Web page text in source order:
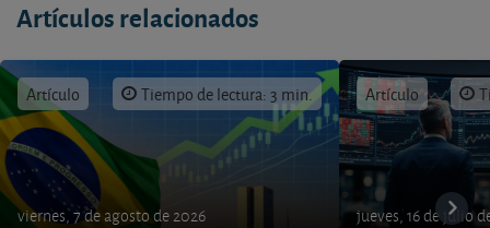
Artículos relacionados
Artículo Tiempo de lectura: 3 min.
viernes, 7 de agosto de 2026
Artículo
jueves, 16 de julio